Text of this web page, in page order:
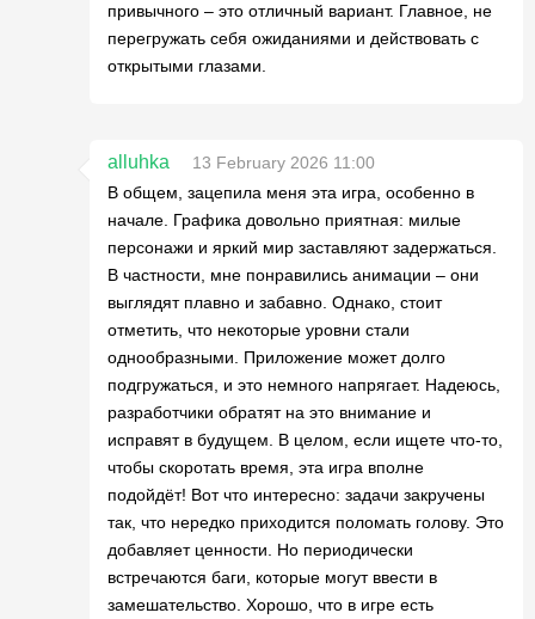
привычного – это отличный вариант. Главное, не
перегружать себя ожиданиями и действовать с
открытыми глазами.
alluhka
13 February 2026 11:00
В общем, зацепила меня эта игра, особенно в
начале. Графика довольно приятная: милые
персонажи и яркий мир заставляют задержаться.
В частности, мне понравились анимации – они
выглядят плавно и забавно. Однако, стоит
отметить, что некоторые уровни стали
однообразными. Приложение может долго
подгружаться, и это немного напрягает. Надеюсь,
разработчики обратят на это внимание и
исправят в будущем. В целом, если ищете что-то,
чтобы скоротать время, эта игра вполне
подойдёт! Вот что интересно: задачи закручены
так, что нередко приходится поломать голову. Это
добавляет ценности. Но периодически
встречаются баги, которые могут ввести в
замешательство. Хорошо, что в игре есть